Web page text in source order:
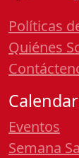
Políticas
Quiénes
Eventos
Semana